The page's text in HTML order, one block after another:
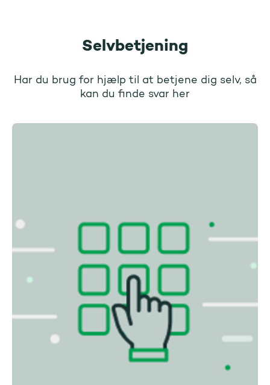
Selvbetjening
Har du brug for hjælp til at betjene dig selv, så
kan du finde svar her